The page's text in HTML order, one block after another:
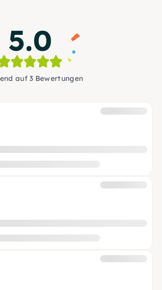
5.0
auf 3 Bewertungen